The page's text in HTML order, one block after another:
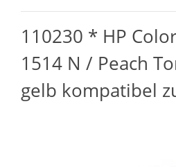
110230 * HP
1514 N / Peach
gelb kompatibel